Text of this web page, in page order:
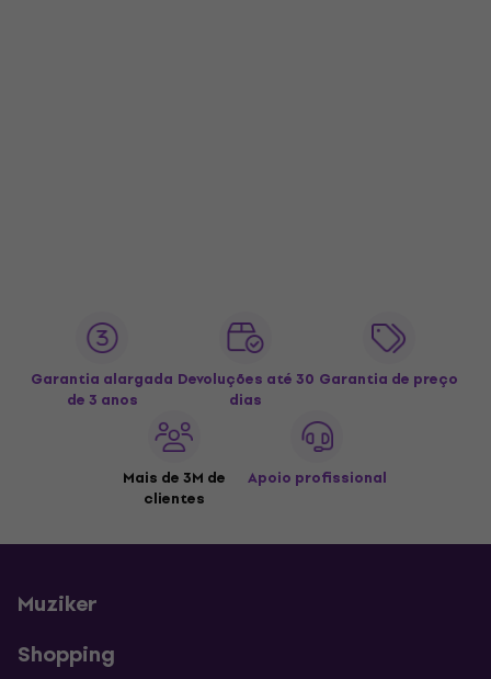
Garantia alargada
de 3 anos
Devoluções até 30
dias
Garantia de preço
Mais de 3M de
clientes
Apoio profissional
Muziker
Shopping